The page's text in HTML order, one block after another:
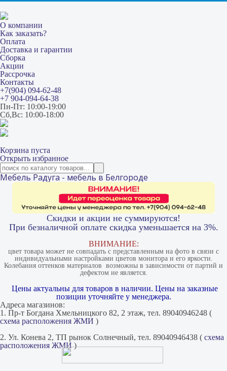
О компании
Как заказать?
Оплата
Доставка и гарантии
Сборка
Акции
Рассрочка
Контакты
+7(904) 094-62-48
+7 904-094-64-38
Пн-Пт: 10:00-19:00
Сб,Вс: 10:00-18:00
Корзина пуста
Открыть избранное
Мебель Радуга - мебель в Белгороде
Скидки и акции не суммируются!
При безналичной оплате скидка уменьшается на 3%.
ВНИМАНИЕ:
цвет товара может не совпадать с представленным на фото в связи с
индивидуальными настройками цветов монитора и его яркости.
Колебания оттенков материалов​ ​ возможны в зависимости от партий и
дефектом не является.
Цены актуальны для товаров в наличии. Цены на заказные
позиции уточняйте у менеджера.
Адреса магазинов:
1. Пр-т Богдана Хмельницкого 82, 2 этаж, тел. 89040946248 (
схема расположения ЖМИ )
2. Ул. Конева 2, ТП рынок Солнечный, тел. 89040946438 ( схема
расположения ЖМИ)